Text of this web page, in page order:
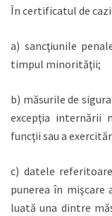
În certificatul de
a) sancţiunile
timpul minorităţii;
b) măsurile de
excepţia internării
funcţii sau a
c) datele
punerea în mişcare
luată una dintre